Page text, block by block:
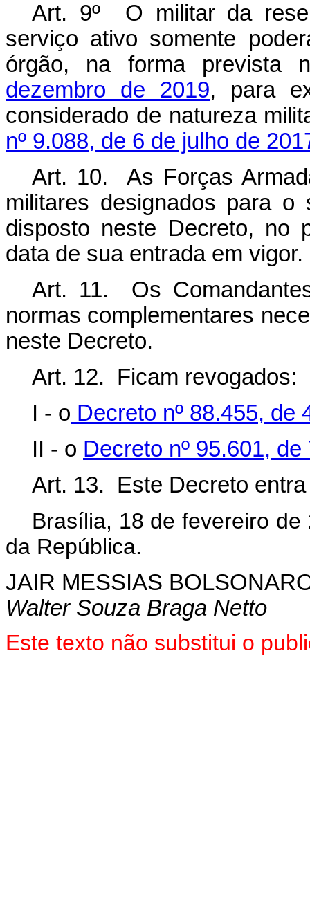
Art. 9º O militar da
serviço ativo somente
órgão, na forma prevista
dezembro de 2019, para
considerado de natureza
nº 9.088, de 6 de julho de
Art. 10. As Forças
militares designados para
disposto neste Decreto, no
data de sua entrada em vigor.
Art. 11. Os
normas complementares
neste Decreto.
Art. 12. Ficam revogados:
I - o Decreto nº 88.455, de
II - o Decreto nº 95.601,
Art. 13. Este Decreto
Brasília, 18 de fevereiro de
da República.
JAIR MESSIAS
Walter Souza Braga Netto
Este texto não substitui o